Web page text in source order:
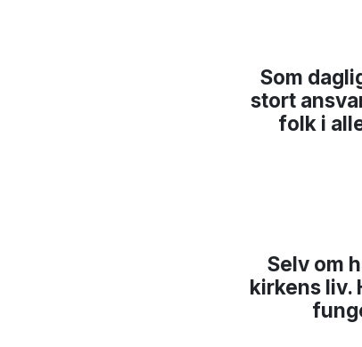
Som
stort
folk i
Selv om
kirkens liv.